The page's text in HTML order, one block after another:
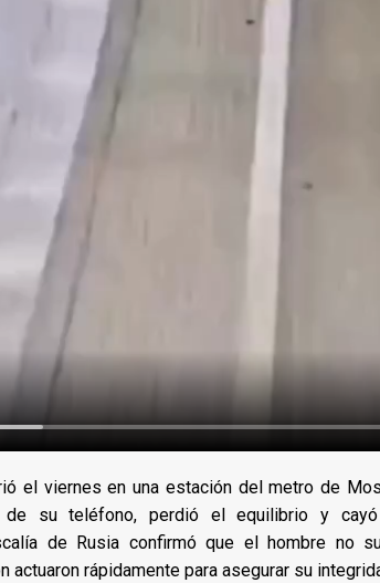
el viernes en una estación del metro de
de su teléfono, perdió el equilibrio y
de Rusia confirmó que el hombre no
actuaron rápidamente para asegurar su